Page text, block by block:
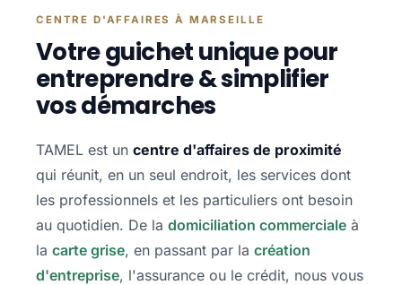
CENTRE D'AFFAIRES À MARSEILLE
Votre guichet unique pour
entreprendre & simplifier
vos démarches
TAMEL est un centre d'affaires de proximité
qui réunit, en un seul endroit, les services dont
les professionnels et les particuliers ont besoin
au quotidien. De la domiciliation commerciale à
la carte grise, en passant par la création
d'entreprise, l'assurance ou le crédit, nous vous